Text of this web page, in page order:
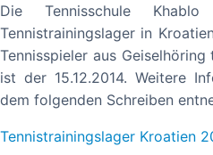
Die Tennisschule
Tennistrainingslager in
Tennisspieler aus
ist der 15.12.2014. Weitere
dem folgenden Schreiben
Tennistrainingslager Kroatien